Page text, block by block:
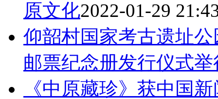
原文化2022-01-29
仰韶村国家考古遗址
邮票纪念册发行仪式举
《中原藏珍》获中国